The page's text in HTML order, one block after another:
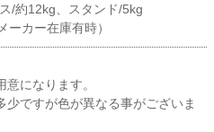
/約12kg、スタンド/5kg
ーカー在庫有時）
になります。
ですが色が異なる事がございま